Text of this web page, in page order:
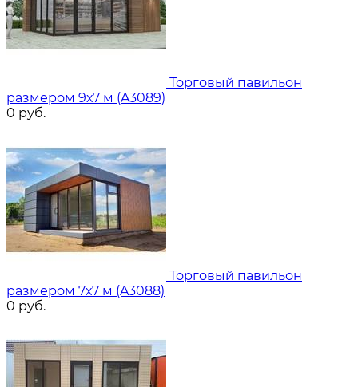
Торговый павильон
размером 9х7 м (A3089)
0 руб.
Торговый павильон
размером 7х7 м (A3088)
0 руб.